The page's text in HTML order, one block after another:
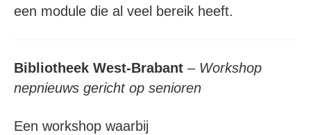
een module die al veel bereik heeft.
Bibliotheek West-Brabant – Workshop
nepnieuws gericht op senioren
Een workshop waarbij